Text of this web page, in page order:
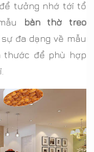
tưởng nhớ tới tổ
bàn thờ treo
đa dạng về mẫu
thước để phù hợp